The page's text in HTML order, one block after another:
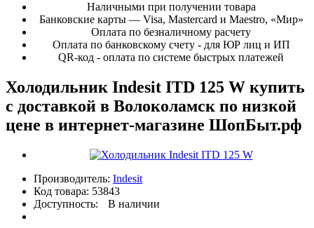
Наличными при получении товара
Банковские карты — Visa, Mastercard и Maestro, «Мир»
Оплата по безналичному расчету
Оплата по банковскому счету - для ЮР лиц и ИП
QR-код - оплата по системе быстрых платежей
Холодильник Indesit ITD 125 W купить
с доставкой в Волоколамск по низкой
цене в интернет-магазине ШопБыт.рф
Производитель: Indesit
Код товара: 53843
Доступность:
В наличии